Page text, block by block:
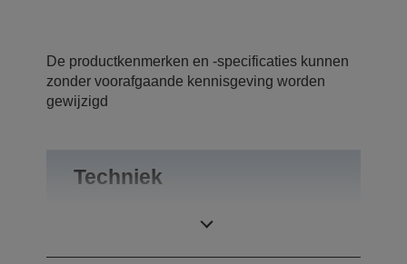
De productkenmerken en -specificaties kunnen
zonder voorafgaande kennisgeving worden
gewijzigd
Techniek